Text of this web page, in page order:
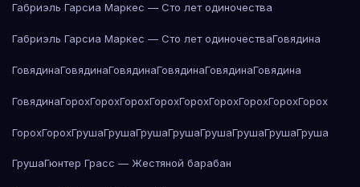
Габриэль Гарсиа Маркес — Сто лет одиночества
Габриэль Гарсиа Маркес — Сто лет одиночестваГовядина
ГовядинаГовядинаГовядинаГовядинаГовядинаГовядина
ГовядинаГорохГорохГорохГорохГорохГорохГорохГорохГорох
ГорохГорохГрушаГрушаГрушаГрушаГрушаГрушаГрушаГруша
ГрушаГюнтер Грасс — Жестяной барабан